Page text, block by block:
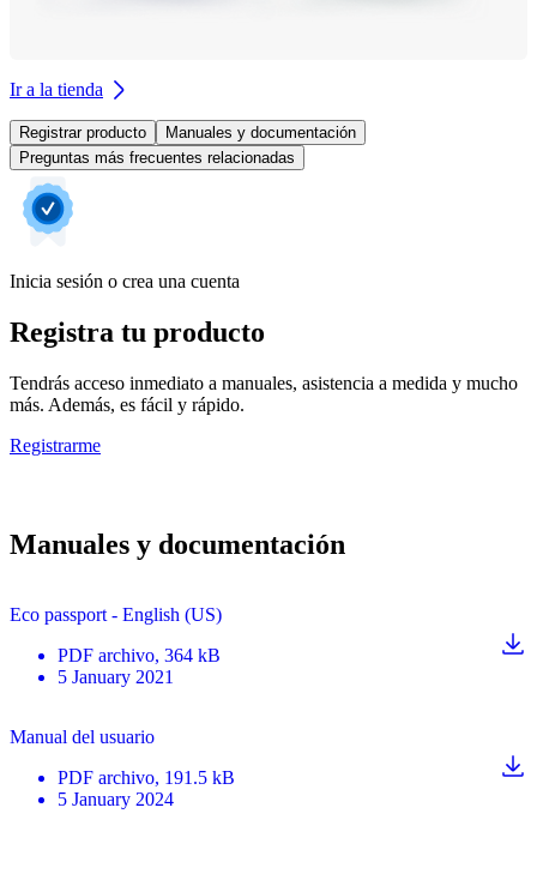
Ir a la tienda
Registrar producto
Manuales y documentación
Preguntas más frecuentes relacionadas
Inicia sesión o crea una cuenta
Registra tu producto
Tendrás acceso inmediato a manuales, asistencia a medida y mucho
más. Además, es fácil y rápido.
Registrarme
Manuales y documentación
Eco passport - English (US)
PDF archivo, 364 kB
5 January 2021
Manual del usuario
PDF archivo, 191.5 kB
5 January 2024